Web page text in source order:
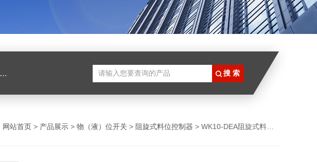
网站首页 > 产品展示 > 物（液）位开关 > 阻旋式料位控制器 > WK10-DEA阻旋式料位控制器